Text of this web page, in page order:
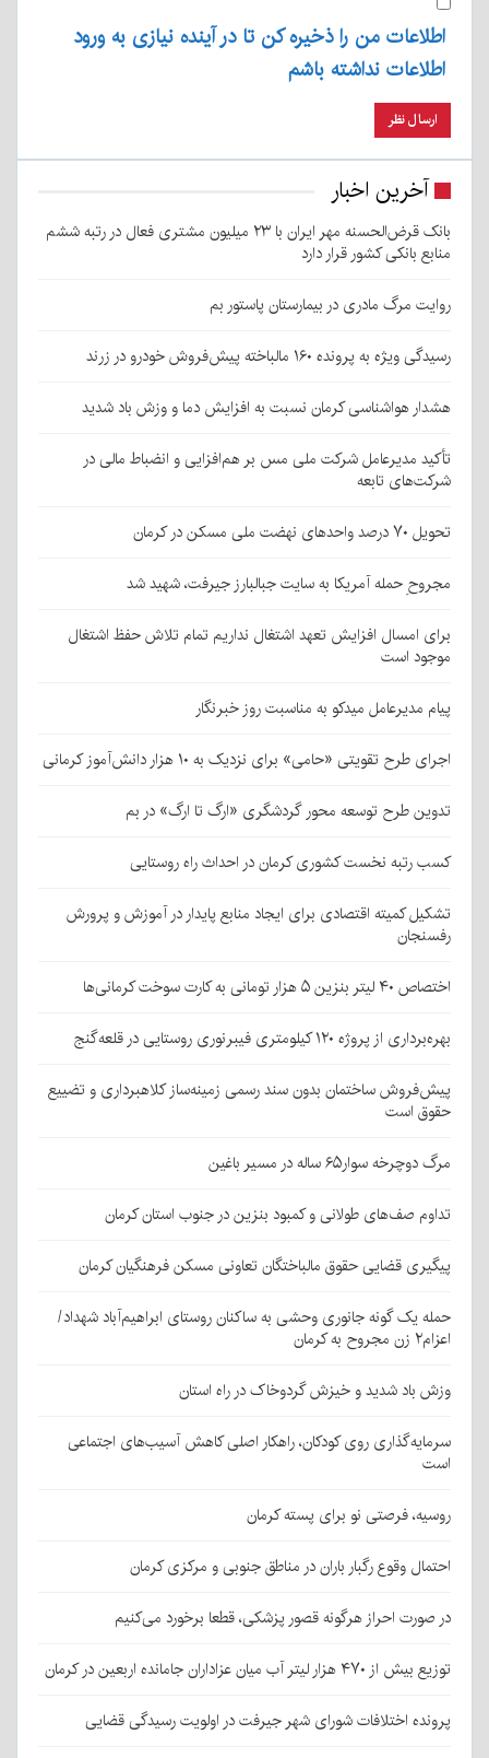
اطلاعات من را ذخیره کن تا در آینده نیازی به ورود
اطلاعات نداشته باشم
آخرین اخبار
بانک قرض‌الحسنه مهر ایران با ۲۳ میلیون مشتری فعال در رتبه ششم
منابع بانکی کشور قرار دارد
روایت مرگ مادری در بیمارستان پاستور بم
رسیدگی ویژه به پرونده ۱۶۰ مالباخته پیش‌فروش خودرو در زرند
هشدار هواشناسی کرمان نسبت به افزایش دما و وزش باد شدید
تأکید مدیرعامل شرکت ملی مس بر هم‌افزایی و انضباط مالی در
شرکت‌های تابعه
تحویل ۷۰ درصد واحدهای نهضت ملی مسکن در کرمان
مجروحِ حمله آمریکا به سایت جبالبارز جیرفت، شهید شد
برای امسال افزایش تعهد اشتغال نداریم تمام تلاش حفظ اشتغال
موجود است
پیام مدیرعامل میدکو به مناسبت روز خبرنگار
اجرای طرح تقویتی «حامی» برای نزدیک به ۱۰ هزار دانش‌آموز کرمانی
تدوین طرح توسعه محور گردشگری «ارگ تا ارگ» در بم
کسب رتبه نخست کشوری کرمان در احداث راه روستایی
تشکیل کمیته اقتصادی برای ایجاد منابع پایدار در آموزش و پرورش
رفسنجان
اختصاص ۴۰ لیتر بنزین ۵ هزار تومانی به کارت سوخت کرمانی‌ها
بهره‌برداری از پروژه ۱۲۰ کیلومتری فیبرنوری روستایی در قلعه‌گنج
پیش‌فروش ساختمان بدون سند رسمی زمینه‌ساز کلاهبرداری و تضییع
حقوق است
مرگ دوچرخه سوار۶۵ ساله در مسیر باغین
تداوم صف‌های طولانی و کمبود بنزین در جنوب استان کرمان
پیگیری قضایی حقوق مالباختگان تعاونی مسکن فرهنگیان کرمان
حمله یک گونه جانوری وحشی به ساکنان روستای ابراهیم‌آباد شهداد/
اعزام۲ زن مجروح به کرمان
وزش باد شدید و خیزش گردوخاک در راه استان
سرمایه‌گذاری روی کودکان، راهکار اصلی کاهش آسیب‌های اجتماعی
است
روسیه، فرصتی نو برای پسته کرمان
احتمال وقوع رگبار باران در مناطق جنوبی و مرکزی کرمان
در صورت احراز هرگونه قصور پزشکی، قطعا برخورد می‌کنیم
توزیع بیش از ۴۷۰ هزار لیتر آب میان عزاداران جامانده اربعین در کرمان
پرونده اختلافات شورای شهر جیرفت در اولویت رسیدگی قضایی